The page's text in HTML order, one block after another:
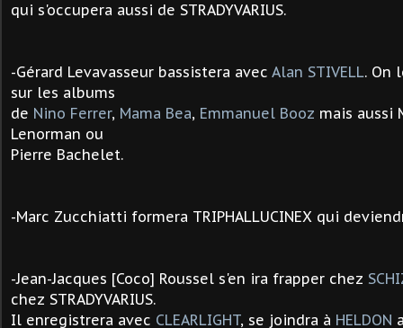
qui s'occupera aussi de STRADYVARIUS.
-Gérard Levavasseur bassistera avec Alan STIVELL. On
sur les albums
de Nino Ferrer, Mama Bea, Emmanuel Booz mais aussi
Lenorman ou
Pierre Bachelet.
-Marc Zucchiatti formera TRIPHALLUCINEX qui
-Jean-Jacques [Coco] Roussel s'en ira frapper chez
chez STRADYVARIUS.
Il enregistrera avec CLEARLIGHT, se joindra à HELDON